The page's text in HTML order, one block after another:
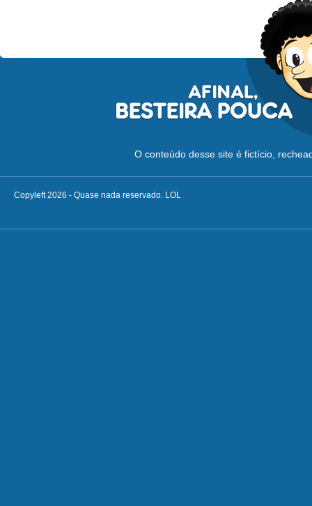
O conteúdo desse site é fictício,
Copyleft 2026 - Quase nada reservado. LOL